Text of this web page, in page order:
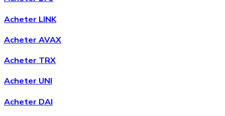
Acheter LINK
Acheter AVAX
Acheter TRX
Acheter UNI
Acheter DAI